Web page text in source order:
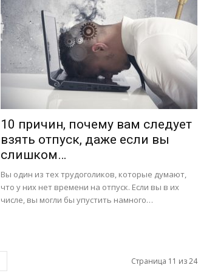
10 причин, почему вам следует
взять отпуск, даже если вы
слишком…
Вы один из тех трудоголиков, которые думают,
что у них нет времени на отпуск. Если вы в их
числе, вы могли бы упустить намного…
Страница 11 из 24